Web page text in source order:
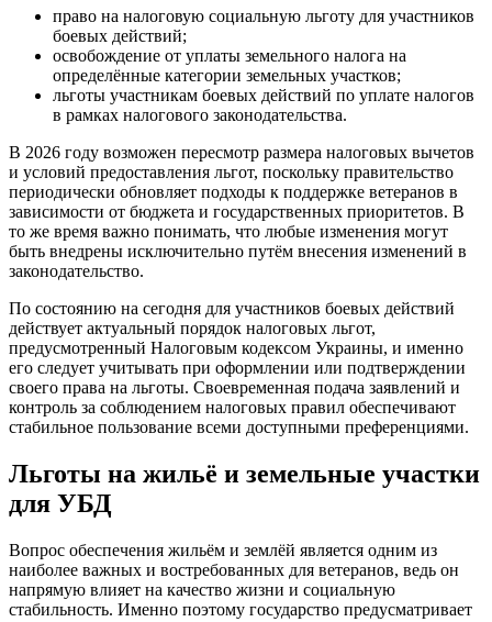
право на налоговую социальную льготу для участников
боевых действий;
освобождение от уплаты земельного налога на
определённые категории земельных участков;
льготы участникам боевых действий по уплате налогов
в рамках налогового законодательства.
В 2026 году возможен пересмотр размера налоговых вычетов
и условий предоставления льгот, поскольку правительство
периодически обновляет подходы к поддержке ветеранов в
зависимости от бюджета и государственных приоритетов. В
то же время важно понимать, что любые изменения могут
быть внедрены исключительно путём внесения изменений в
законодательство.
По состоянию на сегодня для участников боевых действий
действует актуальный порядок налоговых льгот,
предусмотренный Налоговым кодексом Украины, и именно
его следует учитывать при оформлении или подтверждении
своего права на льготы. Своевременная подача заявлений и
контроль за соблюдением налоговых правил обеспечивают
стабильное пользование всеми доступными преференциями.
Льготы на жильё и земельные участки
для УБД
Вопрос обеспечения жильём и землёй является одним из
наиболее важных и востребованных для ветеранов, ведь он
напрямую влияет на качество жизни и социальную
стабильность. Именно поэтому государство предусматривает